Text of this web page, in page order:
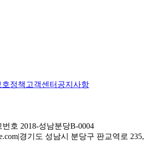
정책 고객센터 공지사항
호 2018-성남분당B-0004
|경기도 성남시 분당구 판교역로